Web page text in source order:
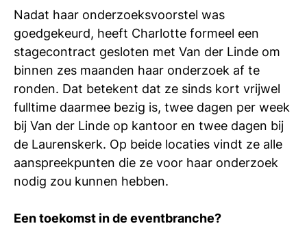
Nadat haar onderzoeksvoorstel was
goedgekeurd, heeft Charlotte formeel een
stagecontract gesloten met Van der Linde om
binnen zes maanden haar onderzoek af te
ronden. Dat betekent dat ze sinds kort vrijwel
fulltime daarmee bezig is, twee dagen per week
bij Van der Linde op kantoor en twee dagen bij
de Laurenskerk. Op beide locaties vindt ze alle
aanspreekpunten die ze voor haar onderzoek
nodig zou kunnen hebben.
Een toekomst in de eventbranche?